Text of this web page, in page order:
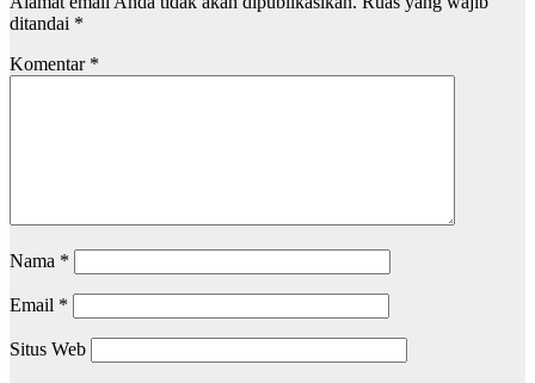
ditandai *
Komentar *
Nama *
Email *
Situs Web